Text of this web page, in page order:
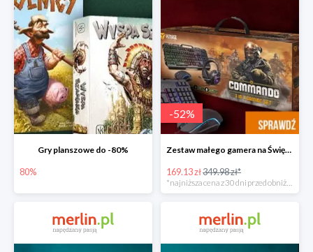
Gry planszowe do -80%
80%
-52%
Zestaw małego gamera na Święta w super cenie
169.13 zł349.98 zł*